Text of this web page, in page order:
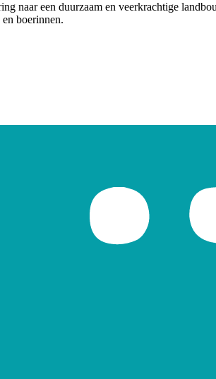
naar een duurzaam en veerkrachtige
boerinnen.